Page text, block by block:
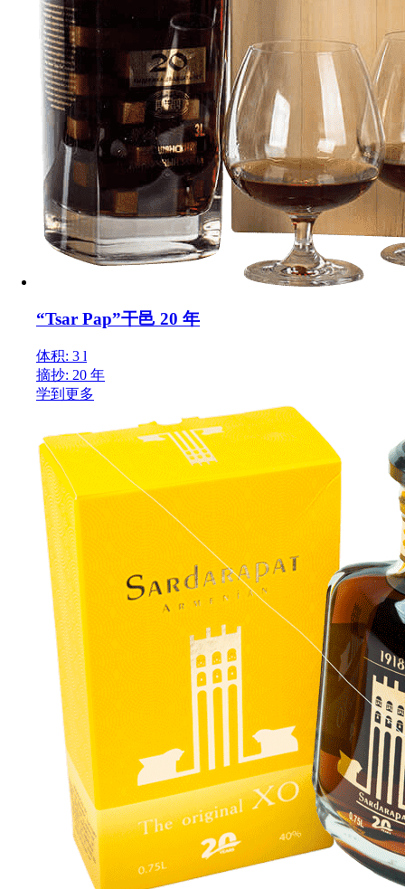
“Tsar Pap”干邑 20 年
体积: 3 l
摘抄: 20 年
学到更多